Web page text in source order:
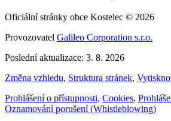
Oficiální stránky obce Kostelec © 2026
Provozovatel Galileo Corporation s.r.o.
Poslední aktualizace: 3. 8. 2026
Změna vzhledu, Struktura stránek,
Prohlášení o přístupnosti, Cookies,
Oznamování porušení (Whistleblowing)